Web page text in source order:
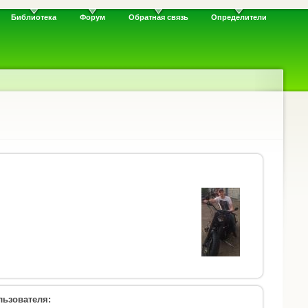
Библиотека Форум Обратная связь Определители